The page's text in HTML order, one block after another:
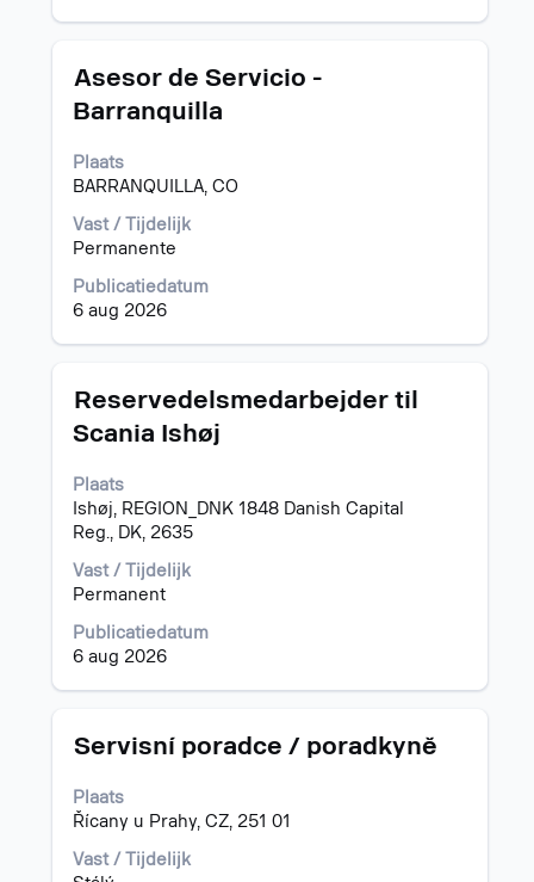
Titel
Asesor de Servicio -
Barranquilla
Plaats
BARRANQUILLA, CO
Vast / Tijdelijk
Permanente
Publicatiedatum
6 aug 2026
Selecteer
spatiebalk
de
volledige
inhoud
van
functiegegevens
weer
Titel
Reservedelsmedarbejder til
Scania Ishøj
Plaats
Ishøj, REGION_DNK 1848 Danish Capital
Reg., DK, 2635
Vast / Tijdelijk
Permanent
Publicatiedatum
6 aug 2026
Selecteer
spatiebalk
de
volledige
inhoud
van
de
weer
te
Titel
Servisní poradce / poradkyně
Plaats
Řícany u Prahy, CZ, 251 01
Vast / Tijdelijk
Selecteer
spatiebalk
om
volledige